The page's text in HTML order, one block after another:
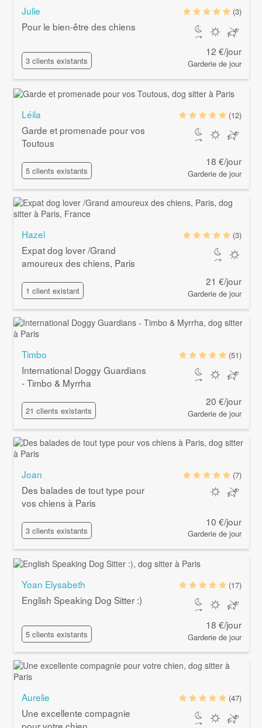
Julie
Pour le bien-être des chiens
3 clients existants
(3)
12 €/jour
Garderie de jour
Léila
Garde et promenade pour vos
Toutous
5 clients existants
(12)
18 €/jour
Garderie de jour
Hazel
Expat dog lover /Grand
amoureux des chiens, Paris
1 client existant
(3)
21 €/jour
Garderie de jour
Timbo
International Doggy Guardians
- Timbo & Myrrha
21 clients existants
(51)
20 €/jour
Garderie de jour
Joan
Des balades de tout type pour
vos chiens à Paris
3 clients existants
(7)
10 €/jour
Garderie de jour
Yoan Elysabeth
English Speaking Dog Sitter :)
5 clients existants
(17)
18 €/jour
Garderie de jour
Aurelie
Une excellente compagnie
(47)